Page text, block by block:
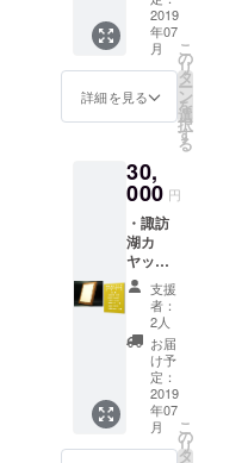
たことを
きっかけに
好きになり
ました。以
前の会社の
の方々と
は、今もゴ
ルフを通じ
て交流して
ヤック
オリジ
ナルT
シャツ
・諏訪
湖カ
ヤック
ナルス
テッ
カー ・
お礼状
2019
年07
月
詳細を見る
こ
の
リ
タ
ー
ン
を
選
択
す
る
30,
000 円
・諏訪
湖カ
ヤック
受付展
示用寄
贈プ
レート
名入れ
(紅やマ
リーナ
にて展
示させ
て頂き
支援
者：
2人
お届
け予
定：
2019
年07
月
こ
の
リ
タ